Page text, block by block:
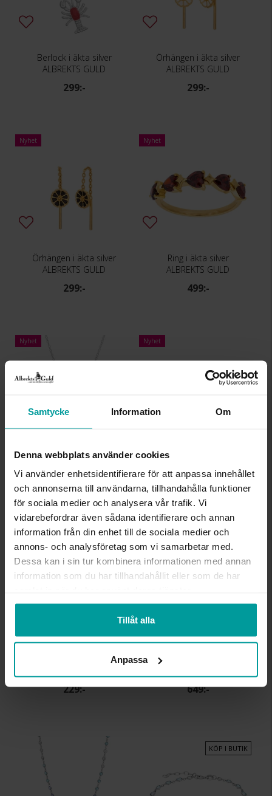
Samtycke Information Om
Denna webbplats använder cookies
Vi använder enhetsidentifierare för att anpassa innehållet
och annonserna till användarna, tillhandahålla funktioner
för sociala medier och analysera vår trafik. Vi
vidarebefordrar även sådana identifierare och annan
information från din enhet till de sociala medier och
annons- och analysföretag som vi samarbetar med.
Dessa kan i sin tur kombinera informationen med annan
information som du har tillhandahållit eller som de har
Tillåt alla
Anpassa
Berlock i äkta silver
ALBREKTS GULD
299:-
Örhängen i äkta silver
ALBREKTS GULD
299:-
Nyhet
Örhängen i äkta silver
ALBREKTS GULD
299:-
Nyhet
Ring i äkta silver
ALBREKTS GULD
499:-
Nyhet
Halsband i äkta silver med syntetisk pärla
ALBREKTS GULD
199:-
Nyhet
ALBREKTS GULD
99:-
Örhängen i äkta silver
229:-
Halsband i äkta silver
649:-
KÖP I BUTIK